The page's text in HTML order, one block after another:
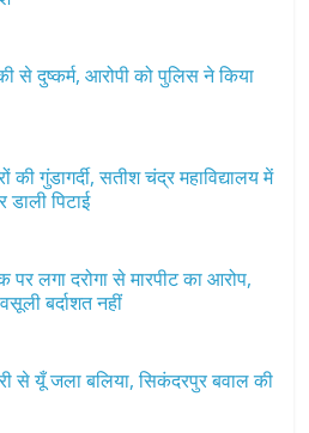
से दुष्कर्म, आरोपी को पुलिस ने किया
की गुंडागर्दी, सतीश चंद्र महाविद्यालय में
डाली पिटाई
पर लगा दरोगा से मारपीट का आरोप,
बर्दाशत नहीं
से यूँ जला बलिया, सिकंदरपुर बवाल की